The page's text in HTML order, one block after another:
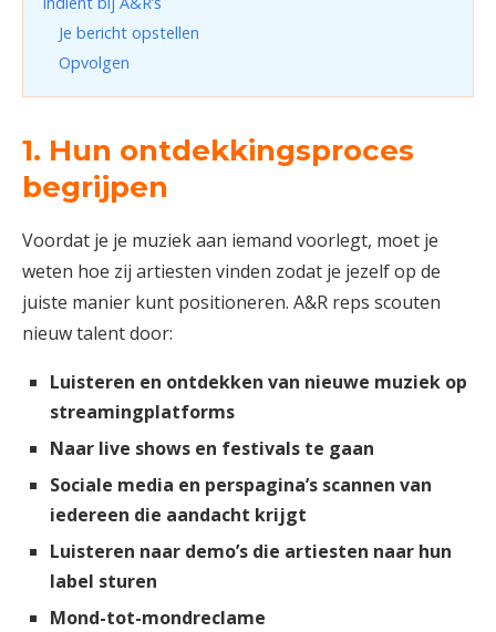
Je bericht opstellen
Opvolgen
1. Hun ontdekkingsproces
begrijpen
Voordat je je muziek aan iemand voorlegt, moet je
weten hoe zij artiesten vinden zodat je jezelf op de
juiste manier kunt positioneren. A&R reps scouten
nieuw talent door:
Luisteren en ontdekken van nieuwe muziek op
streamingplatforms
Naar live shows en festivals te gaan
Sociale media en perspagina’s scannen van
iedereen die aandacht krijgt
Luisteren naar demo’s die artiesten naar hun
label sturen
Mond-tot-mondreclame